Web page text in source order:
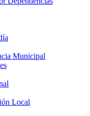
Municipal
Local